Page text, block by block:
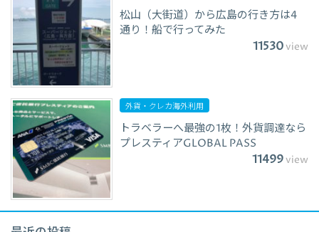
松山（大街道）から広島の行き方は4
通り！船で行ってみた
11530view
外貨・クレカ海外利用
トラベラーへ最強の1枚！外貨調達なら
プレスティアGLOBAL PASS
11499view